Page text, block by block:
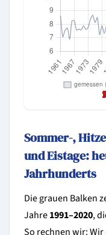
Sommer-,
und Eistage:
Jahrhunderts
Die grauen Balken
Jahre1991–2020,
So rechnen wir: